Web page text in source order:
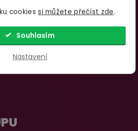
cookiessi můžete přečíst zde.
Nastavení
Souhlasím
00
Otevírací doba:
Pondělí – pátek:
7:00 – 18:00
Sobota, neděle